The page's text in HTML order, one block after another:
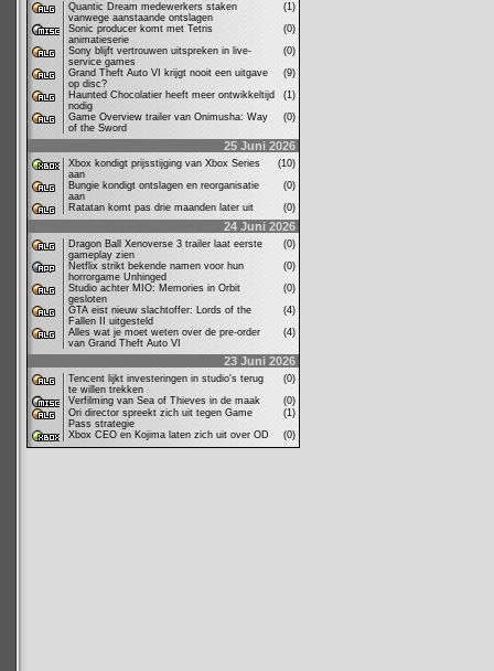
Quantic Dream medewerkers staken
vanwege aanstaande ontslagen
(1)
Sonic producer komt met Tetris
animatieserie
(0)
Sony blijft vertrouwen uitspreken in live-
service games
(0)
Grand Theft Auto VI krijgt nooit een uitgave
op disc?
(9)
Haunted Chocolatier heeft meer ontwikkeltijd
nodig
(1)
Game Overview trailer van Onimusha: Way
of the Sword
(0)
25 Juni 2026
Xbox kondigt prijsstijging van Xbox Series
aan
(10)
Bungie kondigt ontslagen en reorganisatie
aan
(0)
Ratatan komt pas drie maanden later uit
(0)
24 Juni 2026
Dragon Ball Xenoverse 3 trailer laat eerste
gameplay zien
(0)
Netflix strikt bekende namen voor hun
horrorgame Unhinged
(0)
Studio achter MIO: Memories in Orbit
gesloten
(0)
GTA eist nieuw slachtoffer: Lords of the
Fallen II uitgesteld
(4)
Alles wat je moet weten over de pre-order
van Grand Theft Auto VI
(4)
23 Juni 2026
Tencent lijkt investeringen in studio's terug
te willen trekken
(0)
Verfilming van Sea of Thieves in de maak
(0)
Ori director spreekt zich uit tegen Game
Pass strategie
(1)
Xbox CEO en Kojima laten zich uit over OD
(0)